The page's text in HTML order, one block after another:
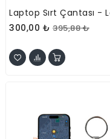
300,00 ₺ 395,88 ₺